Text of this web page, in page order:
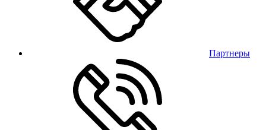
Партнеры